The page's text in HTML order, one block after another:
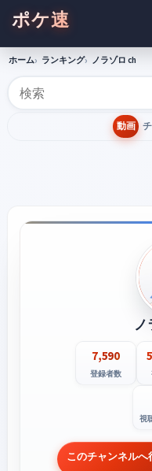
ポケ速
ホーム ランキング ノラゾロ ch
動画
7,590
登録者数
視
このチャンネルへ